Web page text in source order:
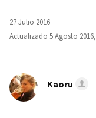
27 Julio 2016
Actualizado 5 Agosto
Kaoru